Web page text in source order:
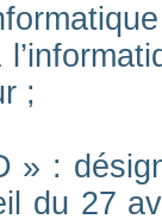
;
» :
du 27